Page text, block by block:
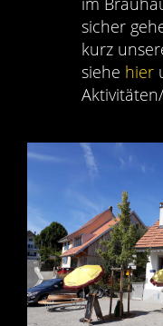
sicher
kurz
siehe hier